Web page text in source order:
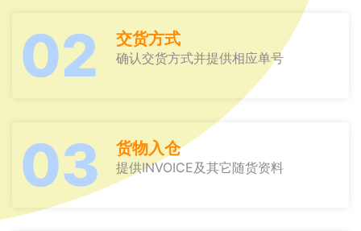
02 交货方式
确认交货方式并提供相应单号
03 货物入仓
提供INVOICE及其它随货资料